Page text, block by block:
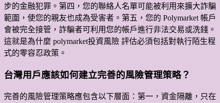
步的金融犯罪。第四，您的聯絡人名單可能被利用來擴大詐騙
範圍，使您的親友也成為受害者。第五，您的 Polymarket 帳戶
會被完全接管，詐騙者可利用您的帳戶進行非法交易或洗錢。
這就是為什麼 polymarket投資風險 評估必須包括對執行陌生程
式的零容忍政策。
台灣用戶應該如何建立完善的風險管理策略？
完善的風險管理策略應包含以下層面：第一，資金隔離，只在